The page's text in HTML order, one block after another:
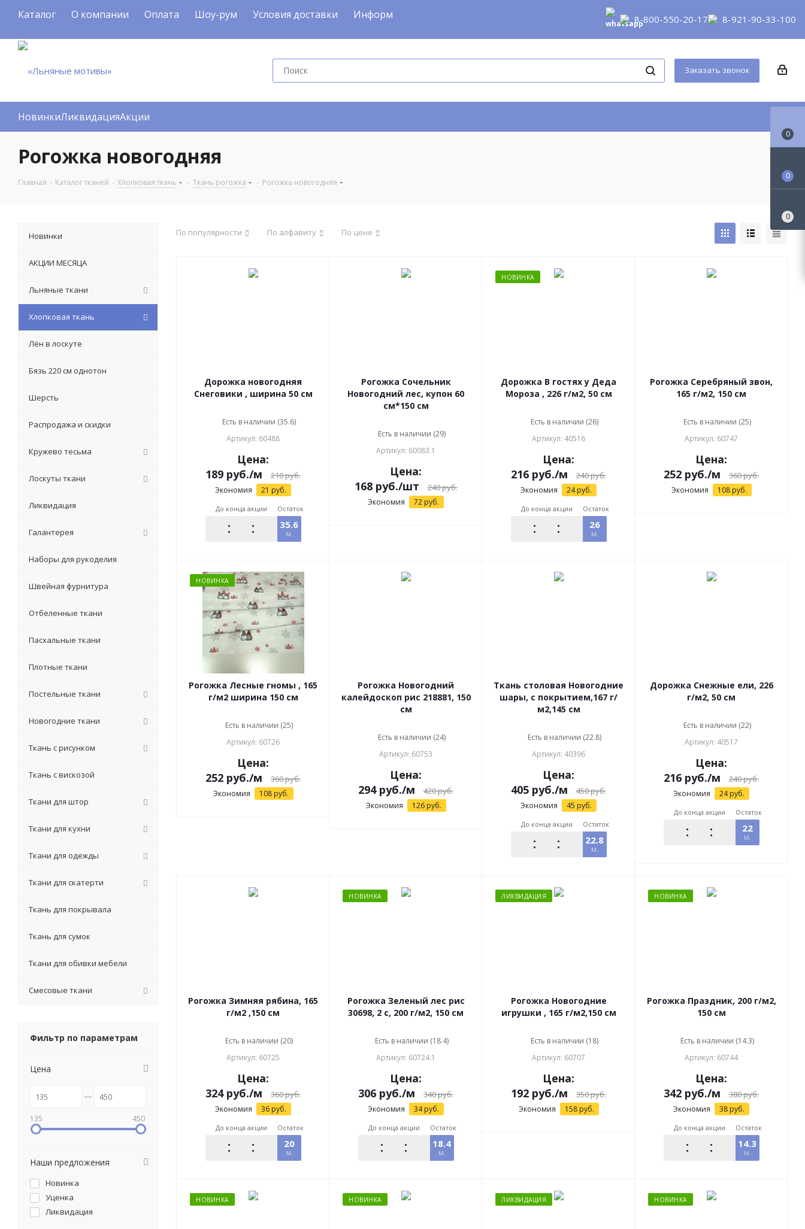
Каталог О компании Оплата Шоу-рум Условия доставки Информация Как сделать заказ в нашем магазине Контакты
8-800-550-20-17 8-921-90-33-100
Заказать звонок
НовинкиЛиквидацияАкции
Рогожка новогодняя
Главная - Каталог тканей - Хлопковая ткань - Ткань рогожка - Рогожка новогодняя
По популярности По алфавиту По цене
Дорожка новогодняя
Снеговики , ширина 50 см
Есть в наличии (35.6)
Артикул: 60488
Цена:
189 руб./м 210руб.
Экономия 21 руб.
До конца акции Остаток
35.6
м.
Рогожка Сочельник
Новогодний лес, купон 60
см*150 см
Есть в наличии (29)
Артикул: 60083.1
Цена:
168руб./шт 240руб.
Экономия 72 руб.
НОВИНКА
Дорожка В гостях у Деда
Мороза , 226 г/м2, 50 см
Есть в наличии (26)
Артикул: 40516
Цена:
216 руб./м 240руб.
Экономия 24руб.
До конца акции Остаток
26
м.
Рогожка Серебряный звон,
165 г/м2, 150 см
Есть в наличии (25)
Артикул: 60747
Цена:
252 руб./м 360руб.
Экономия 108руб.
НОВИНКА
Рогожка Лесные гномы , 165
г/м2 ширина 150 см
Есть в наличии (25)
Артикул: 60726
Цена:
252 руб./м 360руб.
Экономия 108руб.
Рогожка Новогодний
калейдоскоп рис 218881, 150
см
Есть в наличии (24)
Артикул: 60753
Цена:
294руб./м 420руб.
Экономия 126руб.
Ткань столовая Новогодние
шары, с покрытием,167 г/
м2,145 см
Есть в наличии (22.8)
Артикул: 40396
Цена:
405 руб./м 450руб.
Экономия 45 руб.
До конца акции Остаток
22.8
м.
Дорожка Снежные ели, 226
г/м2, 50 см
Есть в наличии (22)
Артикул: 40517
Цена:
216 руб./м 240руб.
Экономия 24руб.
До конца акции Остаток
22
м.
Рогожка Зимняя рябина, 165
г/м2 ,150 см
Есть в наличии (20)
Артикул: 60725
Цена:
324руб./м 360руб.
Экономия 36 руб.
До конца акции Остаток
20
м.
НОВИНКА
Рогожка Зеленый лес рис
30698, 2 с, 200 г/м2, 150 см
Есть в наличии (18.4)
Артикул: 60724.1
Цена:
306 руб./м 340руб.
Экономия 34руб.
До конца акции Остаток
18.4
м.
ЛИКВИДАЦИЯ
Рогожка Новогодние
игрушки , 165 г/м2,150 см
Есть в наличии (18)
Артикул: 60707
Цена:
192 руб./м 350руб.
Экономия 158руб.
НОВИНКА
Рогожка Праздник, 200 г/м2,
150 см
Есть в наличии (14.3)
Артикул: 60744
Цена:
342 руб./м 380руб.
Экономия 38 руб.
До конца акции Остаток
14.3
м.
НОВИНКА НОВИНКА ЛИКВИДАЦИЯ НОВИНКА
Новинки
АКЦИИ МЕСЯЦА
Льняные ткани
Хлопковая ткань
Лён в лоскуте
Бязь 220 см однотон
Шерсть
Распродажа и скидки
Кружево тесьма
Лоскуты ткани
Ликвидация
Галантерея
Наборы для рукоделия
Швейная фурнитура
Отбеленные ткани
Пасхальные ткани
Плотные ткани
Постельные ткани
Новогодние ткани
Ткань с рисунком
Ткань с вискозой
Ткани для штор
Ткани для кухни
Ткани для одежды
Ткани для скатерти
Ткань для покрывала
Ткань для сумок
Ткани для обивки мебели
Смесовые ткани
Фильтр по параметрам
Цена
135 450
Наши предложения
Новинка
Уценка
Ликвидация
0
0
0